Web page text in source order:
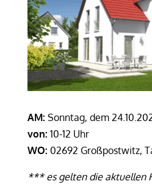
AM: Sonntag, dem
von: 10-12 Uhr
WO: 02692 Großpostwitz,
*** es gelten die aktuellen